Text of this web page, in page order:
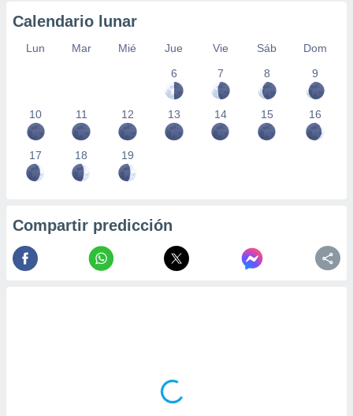
Calendario lunar
Lun Mar Mié Jue Vie Sáb
Dom
6
7 8 9
10 11 12 13 14 15 16
17 18 19
Compartir predicción